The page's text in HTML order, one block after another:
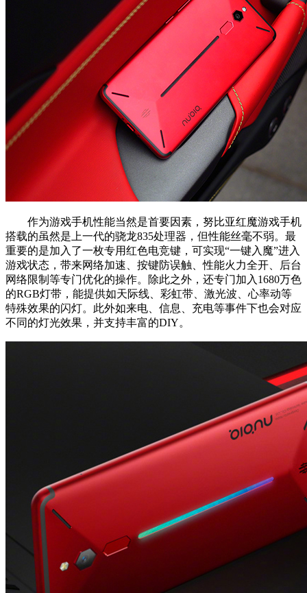
作为游戏手机性能当然是首要因素，努比亚红魔游戏手机
搭载的虽然是上一代的骁龙835处理器，但性能丝毫不弱。最
重要的是加入了一枚专用红色电竞键，可实现“一键入魔”进入
游戏状态，带来网络加速、按键防误触、性能火力全开、后台
网络限制等专门优化的操作。除此之外，还专门加入1680万色
的RGB灯带，能提供如天际线、彩虹带、激光波、心率动等
特殊效果的闪灯。此外如来电、信息、充电等事件下也会对应
不同的灯光效果，并支持丰富的DIY。